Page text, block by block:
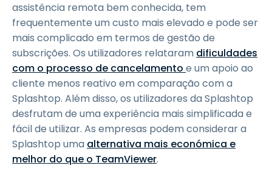
assistência remota bem conhecida, tem
frequentemente um custo mais elevado e pode ser
mais complicado em termos de gestão de
subscrições. Os utilizadores relataram dificuldades
com o processo de cancelamento e um apoio ao
cliente menos reativo em comparação com a
Splashtop. Além disso, os utilizadores da Splashtop
desfrutam de uma experiência mais simplificada e
fácil de utilizar. As empresas podem considerar a
Splashtop uma alternativa mais económica e
melhor do que o TeamViewer.